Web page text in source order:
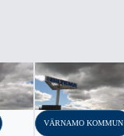
VÄRNAMO KOMMUN